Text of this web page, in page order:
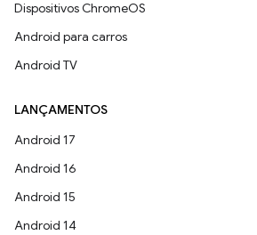
Dispositivos ChromeOS
Android para carros
Android TV
LANÇAMENTOS
Android 17
Android 16
Android 15
Android 14